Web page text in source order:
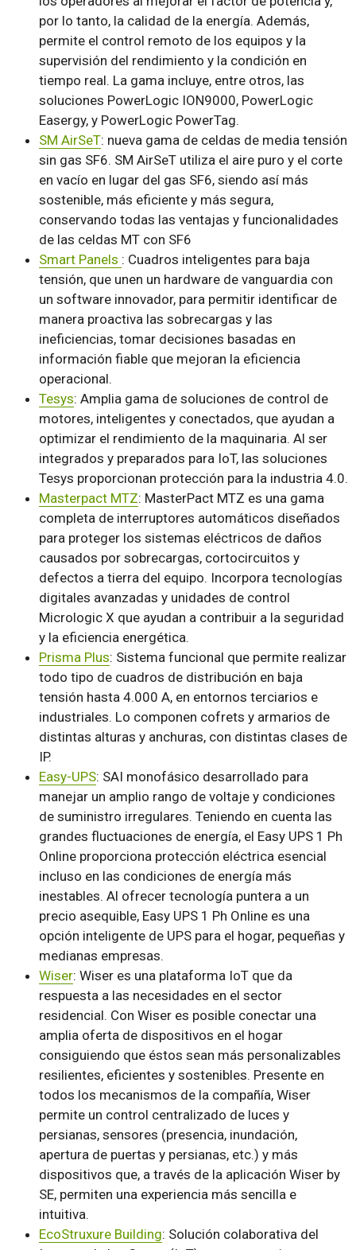
por lo tanto, la calidad de la energía. Además,
permite el control remoto de los equipos y la
supervisión del rendimiento y la condición en
tiempo real. La gama incluye, entre otros, las
soluciones PowerLogic ION9000, PowerLogic
Easergy, y PowerLogic PowerTag.
SM AirSeT: nueva gama de celdas de media tensión
sin gas SF6. SM AirSeT utiliza el aire puro y el corte
en vacío en lugar del gas SF6, siendo así más
sostenible, más eficiente y más segura,
conservando todas las ventajas y funcionalidades
de las celdas MT con SF6
Smart Panels : Cuadros inteligentes para baja
tensión, que unen un hardware de vanguardia con
un software innovador, para permitir identificar de
manera proactiva las sobrecargas y las
ineficiencias, tomar decisiones basadas en
información fiable que mejoran la eficiencia
operacional.
Tesys: Amplia gama de soluciones de control de
motores, inteligentes y conectados, que ayudan a
optimizar el rendimiento de la maquinaria. Al ser
integrados y preparados para IoT, las soluciones
Tesys proporcionan protección para la industria 4.0.
Masterpact MTZ: MasterPact MTZ es una gama
completa de interruptores automáticos diseñados
para proteger los sistemas eléctricos de daños
causados por sobrecargas, cortocircuitos y
defectos a tierra del equipo. Incorpora tecnologías
digitales avanzadas y unidades de control
Micrologic X que ayudan a contribuir a la seguridad
y la eficiencia energética.
Prisma Plus: Sistema funcional que permite realizar
todo tipo de cuadros de distribución en baja
tensión hasta 4.000 A, en entornos terciarios e
industriales. Lo componen cofrets y armarios de
distintas alturas y anchuras, con distintas clases de
IP.
Easy-UPS: SAI monofásico desarrollado para
manejar un amplio rango de voltaje y condiciones
de suministro irregulares. Teniendo en cuenta las
grandes fluctuaciones de energía, el Easy UPS 1 Ph
Online proporciona protección eléctrica esencial
incluso en las condiciones de energía más
inestables. Al ofrecer tecnología puntera a un
precio asequible, Easy UPS 1 Ph Online es una
opción inteligente de UPS para el hogar, pequeñas y
medianas empresas.
Wiser: Wiser es una plataforma IoT que da
respuesta a las necesidades en el sector
residencial. Con Wiser es posible conectar una
amplia oferta de dispositivos en el hogar
consiguiendo que éstos sean más personalizables
resilientes, eficientes y sostenibles. Presente en
todos los mecanismos de la compañía, Wiser
permite un control centralizado de luces y
persianas, sensores (presencia, inundación,
apertura de puertas y persianas, etc.) y más
dispositivos que, a través de la aplicación Wiser by
SE, permiten una experiencia más sencilla e
intuitiva.
EcoStruxure Building: Solución colaborativa del